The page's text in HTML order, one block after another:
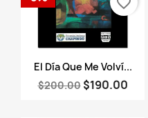
Vista rápida
El Día Que Me Volví...
$200.00 $190.00